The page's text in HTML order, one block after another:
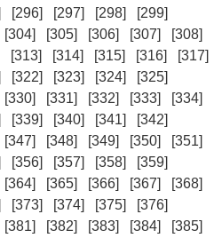
[296] [297] [298]
[299]
[304] [305] [306] [307]
[308]
[313] [314] [315] [316]
[317]
[322] [323] [324]
[325]
[330] [331] [332] [333]
[334]
[339] [340] [341]
[342]
[347] [348] [349] [350]
[351]
[356] [357] [358]
[359]
[364] [365] [366] [367]
[368]
[373] [374] [375]
[376]
[381] [382] [383] [384]
[385]